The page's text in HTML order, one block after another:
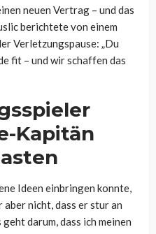
neuen Vertrag – und das
berichtete von einem
Verletzungspause: „Du
fit – und wir schaffen das
Kapitän
Ideen einbringen konnte,
nicht, dass er stur an
darum, dass ich meinen